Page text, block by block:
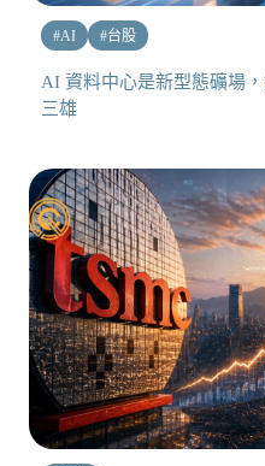
#AI #台股
AI 資料中心是新型態礦場
三雄